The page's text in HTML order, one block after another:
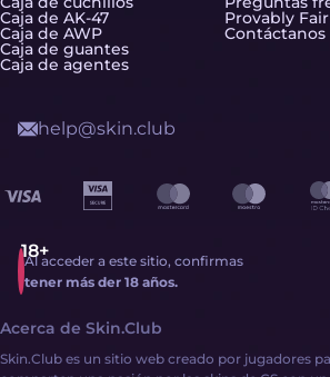
Caja de AK-47
Caja de AWP
Caja de guantes
Caja de agentes
Provably Fair
Contáctanos
Al acceder a este sitio, confirmas
tener más der 18 años.
help@skin.club
Acerca de Skin.Club
Skin.Club es un sitio web creado por jugadores